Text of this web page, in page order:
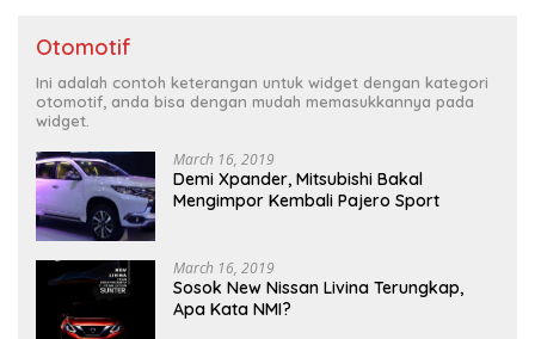
Otomotif
Ini adalah contoh keterangan untuk widget dengan kategori
otomotif, anda bisa dengan mudah memasukkannya pada
widget.
March 16, 2019
Demi Xpander, Mitsubishi Bakal
Mengimpor Kembali Pajero Sport
March 16, 2019
Sosok New Nissan Livina Terungkap,
Apa Kata NMI?